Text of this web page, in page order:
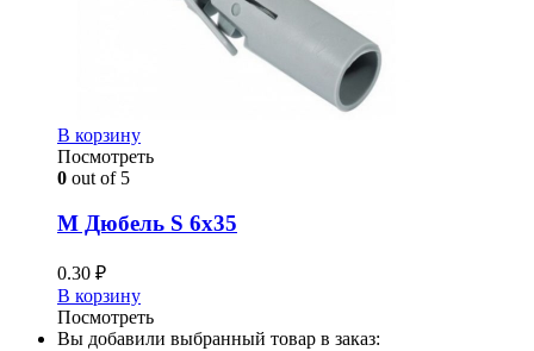
В корзину
Посмотреть
0 out of 5
М Дюбель S 6х35
0.30 ₽
В корзину
Посмотреть
Вы добавили выбранный товар в заказ: